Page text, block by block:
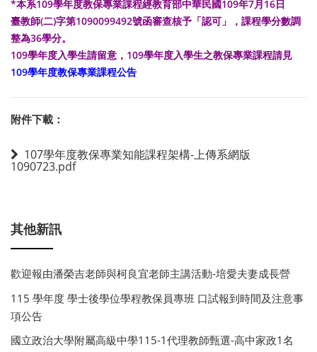
*本系109學年度教保專業課程經教育部中華民國109年7月16日
臺教師(二)字第1090099492號函審查核予「認可」，課程學分數調
整為36學分。
109學年度入學生請留意，109學年度入學生之教保專業課程請見
109學年度教保專業課程公告
附件下載：
107學年度教保專業知能課程架構-上傳系網版
1090723.pdf
其他新訊
歡迎報由潘榮吉老師與柯良宜老師主講活動-培愛夫妻成長營
115 學年度 學士後學位學程教保員專班 口試報到時間及注意事
項公告
國立政治大學附屬高級中學115-1代理教師甄選-高中家政1名